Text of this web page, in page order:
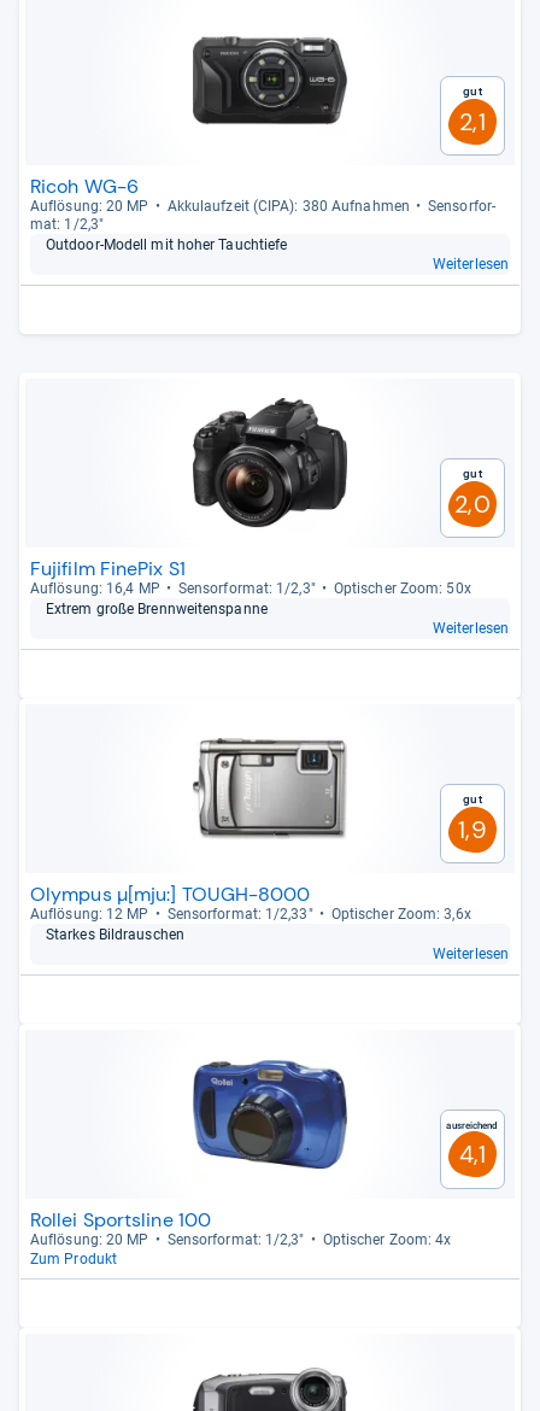
Gut
2,1
Ricoh WG-6
Auf­lö­sung: 20 MP Akku­lauf­zeit (CIPA): 380 Auf­nah­men
Sen­sor­for­
mat: 1/2,3"
Out­door-​Modell mit hoher Tauch­tiefe
Weiterlesen
Gut
2,0
Fujifilm FinePix S1
Auf­lö­sung: 16,4 MP Sen­sor­for­mat: 1/2,3"
Opti­scher Zoom: 50x
Extrem große Brenn­wei­ten­spanne
Weiterlesen
Gut
1,9
Olympus µ[mju:] TOUGH-8000
Auf­lö­sung: 12 MP Sen­sor­for­mat: 1/2,33"
Opti­scher Zoom: 3,6x
Star­kes Bildrau­schen
Weiterlesen
Ausreichend
4,1
Rollei Sportsline 100
Auf­lö­sung: 20 MP Sen­sor­for­mat: 1/2,3"
Opti­scher Zoom: 4x
Zum Produkt